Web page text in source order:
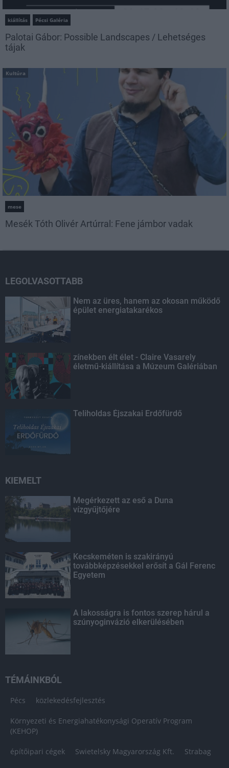
kiállítás Pécsi Galéria
Palotai Gábor: Possible Landscapes / Lehetséges
tájak
Kultúra
mese
Mesék Tóth Olivér Artúrral: Fene jámbor vadak
LEGOLVASOTTABB
Nem az üres, hanem az okosan működő
épület energiatakarékos
zínekben élt élet - Claire Vasarely
életmű-kiállítása a Múzeum Galériában
Teliholdas Éjszakai Erdőfürdő
KIEMELT
Megérkezett az eső a Duna
vízgyűjtőjére
Kecskeméten is szakirányú
továbbképzésekkel erősít a Gál Ferenc
Egyetem
A lakosságra is fontos szerep hárul a
szúnyoginvázió elkerülésében
TÉMÁINKBÓL
Pécs közlekedésfejlesztés
Környezeti és Energiahatékonysági Operatív Program
(KEHOP)
építőipari cégek Swietelsky Magyarország Kft. Strabag